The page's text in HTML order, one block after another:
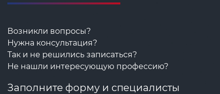
Возникли вопросы?
Нужна консультация?
Так и не решились записаться?
Не нашли интересующую профессию?
Заполните форму и специалисты